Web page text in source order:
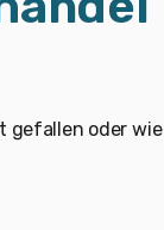
gefallen oder